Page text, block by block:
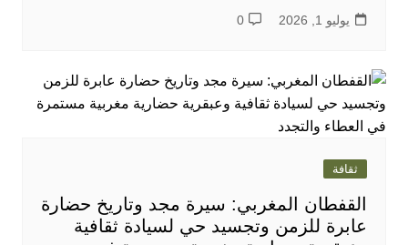
يوليو 1, 2026 0
ثقافة
القفطان المغربي: سيرة مجد وتاريخ حضارة
عابرة للزمن وتجسيد حي لسيادة ثقافية